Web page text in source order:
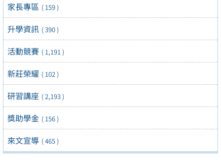
家長專區 ( 159 )
升學資訊 ( 390 )
活動競賽 ( 1,191 )
新莊榮耀 ( 102 )
研習講座 ( 2,193 )
獎助學金 ( 156 )
來文宣導 ( 465 )